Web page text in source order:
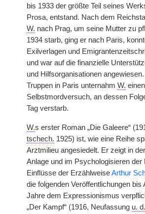
bis 1933 der größte Teil seines
Prosa, entstand. Nach dem
W. nach Prag, um seine Mutter zu
1934 starb, ging er nach Paris,
Exilverlagen und
und war auf die finanzielle
und Hilfsorganisationen
Truppen in Paris unternahm W. einen
Selbstmordversuch, an dessen
Tag verstarb.
W.s erster Roman „Die Galeere“
tschech. 1925) ist, wie eine Reihe
Arztmilieu angesiedelt. Er zeigt in
Anlage und im Psychologisieren der
Einflüsse der ErzählweiseArthur
die folgenden Veröffentlichungen bis
Jahre dem Expressionismus
„Der Kampf“ (1916, Neufassung u.